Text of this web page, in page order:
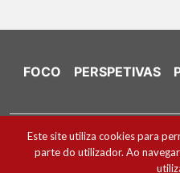
FOCO PERSPETIVAS
Ficha Técnica e Estatuto
Política de Cookies
Este site utiliza cookies para
parte do utilizador. Ao